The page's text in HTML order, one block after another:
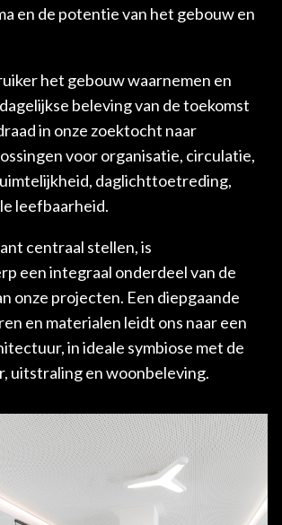
en de potentie van het gebouw en
het gebouw waarnemen en
beleving van de toekomst
in onze zoektocht naar
voor organisatie, circulatie,
daglichttoetreding,
leefbaarheid.
centraal stellen, is
een integraal onderdeel van de
onze projecten. Een diepgaande
en materialen leidt ons naar een
in ideale symbiose met de
uitstraling en woonbeleving.